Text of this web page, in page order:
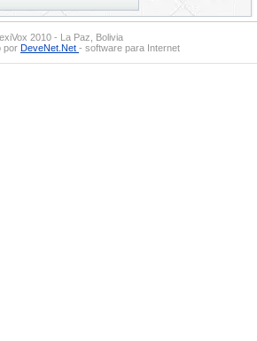
2010 - La Paz, Bolivia
por DeveNet.Net - software para Internet